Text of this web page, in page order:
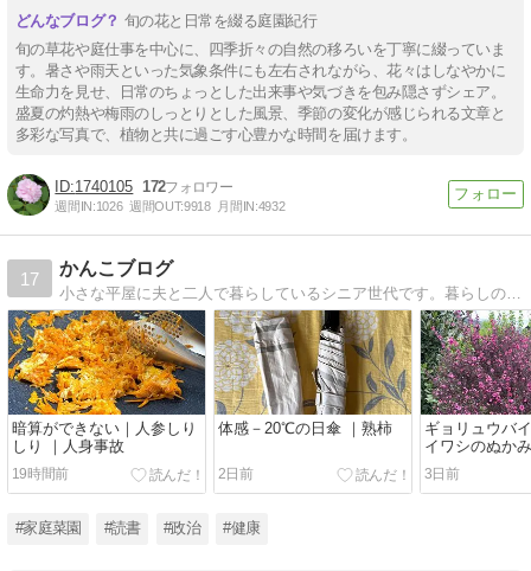
旬の花と日常を綴る庭園紀行
旬の草花や庭仕事を中心に、四季折々の自然の移ろいを丁寧に綴っていま
す。暑さや雨天といった気象条件にも左右されながら、花々はしなやかに
生命力を見せ、日常のちょっとした出来事や気づきを包み隠さずシェア。
盛夏の灼熱や梅雨のしっとりとした風景、季節の変化が感じられる文章と
多彩な写真で、植物と共に過ごす心豊かな時間を届けます。
1740105 172
週間IN:1026 週間OUT:9918 月間IN:4932
17
かんこブログ
小さな平屋に夫と二人で暮らしているシニア世代です。暮らしの中で感じたこと、家庭菜園のことなど綴っています。
暗算ができない｜人参しり
しり ｜人身事故
19時間前
体感－20℃の日傘 ｜熟柿
2日前
ギョリュウバ
イワシのぬか
が沈む
3日前
#家庭菜園 #読書 #政治 #健康